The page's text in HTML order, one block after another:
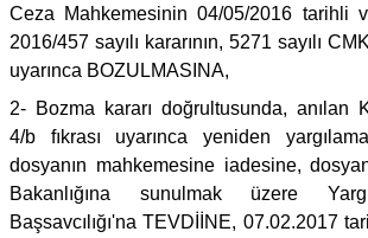
Ceza Mahkemesinin 04/05/2016 tarihli
2016/457 sayılı kararının, 5271 sayılı
uyarınca BOZULMASINA,
2- Bozma kararı doğrultusunda, anılan
4/b fıkrası uyarınca yeniden
dosyanın mahkemesine iadesine,
Bakanlığına sunulmak üzere
Başsavcılığı'na TEVDİİNE, 07.02.2017